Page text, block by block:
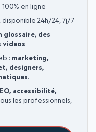
en ligne
disponible 24h/24, 7j/7
glossaire, des
videos
: marketing,
designers,
.
accessibilité,
les professionnels,